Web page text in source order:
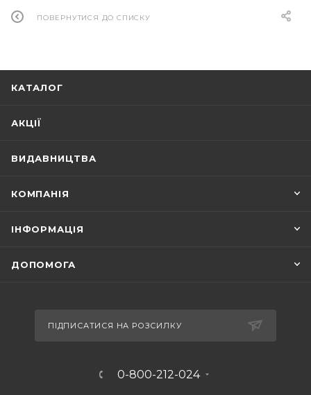
ПОВЕРНУТИСЯ ДО СПИСКУ
КАТАЛОГ
АКЦІЇ
ВИДАВНИЦТВА
КОМПАНІЯ
ІНФОРМАЦІЯ
ДОПОМОГА
ПІДПИСАТИСЯ НА РОЗСИЛКУ
0-800-212-024